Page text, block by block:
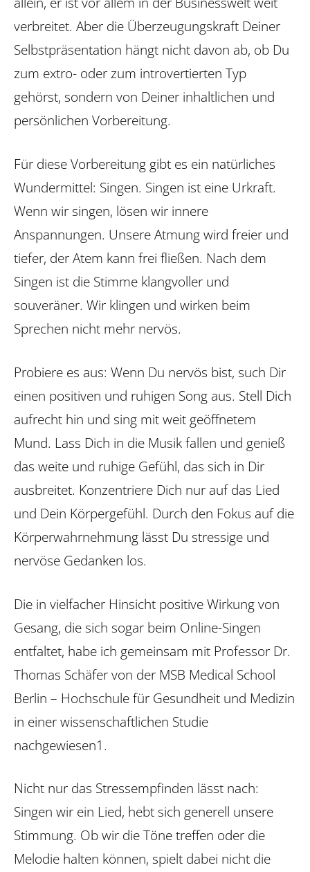
verbreitet. Aber die Überzeugungskraft Deiner
Selbstpräsentation hängt nicht davon ab, ob Du
zum extro- oder zum introvertierten Typ
gehörst, sondern von Deiner inhaltlichen und
persönlichen Vorbereitung.
Für diese Vorbereitung gibt es ein natürliches
Wundermittel: Singen. Singen ist eine Urkraft.
Wenn wir singen, lösen wir innere
Anspannungen. Unsere Atmung wird freier und
tiefer, der Atem kann frei fließen. Nach dem
Singen ist die Stimme klangvoller und
souveräner. Wir klingen und wirken beim
Sprechen nicht mehr nervös.
Probiere es aus: Wenn Du nervös bist, such Dir
einen positiven und ruhigen Song aus. Stell Dich
aufrecht hin und sing mit weit geöffnetem
Mund. Lass Dich in die Musik fallen und genieß
das weite und ruhige Gefühl, das sich in Dir
ausbreitet. Konzentriere Dich nur auf das Lied
und Dein Körpergefühl. Durch den Fokus auf die
Körperwahrnehmung lässt Du stressige und
nervöse Gedanken los.
Die in vielfacher Hinsicht positive Wirkung von
Gesang, die sich sogar beim Online-Singen
entfaltet, habe ich gemeinsam mit Professor Dr.
Thomas Schäfer von der MSB Medical School
Berlin – Hochschule für Gesundheit und Medizin
in einer wissenschaftlichen Studie
nachgewiesen1.
Nicht nur das Stressempfinden lässt nach:
Singen wir ein Lied, hebt sich generell unsere
Stimmung. Ob wir die Töne treffen oder die
Melodie halten können, spielt dabei nicht die